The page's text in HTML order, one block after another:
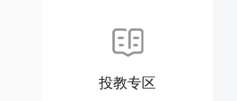
投教专区